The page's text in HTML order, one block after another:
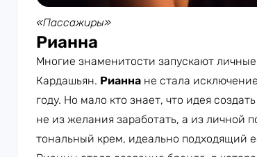
«Пассажиры»
Рианна
Многие знаменитости запускают
Кардашьян. Рианна не стала
году. Но мало кто знает, что идея
не из желания заработать, а из личной
тональный крем, идеально подходящий